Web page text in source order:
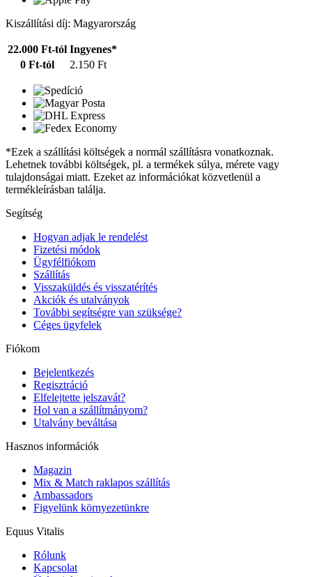
Kiszállítási díj: Magyarország
22.000 Ft-tól Ingyenes*
0 Ft-tól
2.150 Ft
*Ezek a szállítási költségek a normál szállításra vonatkoznak.
Lehetnek további költségek, pl. a termékek súlya, mérete vagy
tulajdonságai miatt. Ezeket az információkat közvetlenül a
termékleírásban találja.
Segítség
Hogyan adjak le rendelést
Fizetési módok
Ügyfélfiókom
Szállítás
Visszaküldés és visszatérítés
Akciók és utalványok
További segítségre van szüksége?
Céges ügyfelek
Fiókom
Bejelentkezés
Regisztráció
Elfelejtette jelszavát?
Hol van a szállítmányom?
Utalvány beváltása
Hasznos információk
Magazin
Mix & Match raklapos szállítás
Ambassadors
Figyelünk környezetünkre
Equus Vitalis
Rólunk
Kapcsolat